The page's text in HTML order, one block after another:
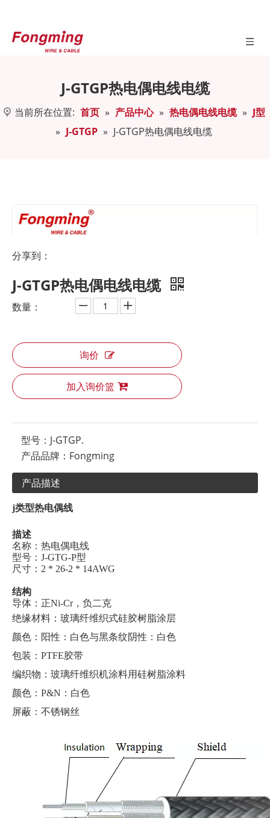
J-GTGP热电偶电线电缆
当前所在位置: 首页 » 产品中心 » 热电偶电线电缆 » J型
» J-GTGP » J-GTGP热电偶电线电缆
分享到：
J-GTGP热电偶电线电缆
数量：
询价
加入询价篮
型号： J-GTGP.
产品品牌： Fongming
产品描述
j类型热电偶线
描述
名称：热电偶电线
型号：J-GTG-P型
尺寸：2 * 26-2 * 14AWG
结构
导体：正Ni-Cr，负二克
绝缘材料：玻璃纤维织式硅胶树脂涂层
颜色：阳性：白色与黑条纹阴性：白色
包装：PTFE胶带
编织物：玻璃纤维织机涂料用硅树脂涂料
颜色：P&N：白色
屏蔽：不锈钢丝